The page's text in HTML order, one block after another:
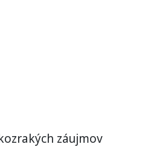
záujmov